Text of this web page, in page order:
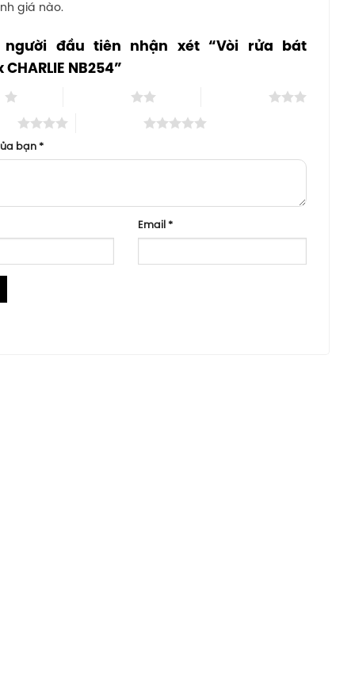
giá nào.
người đầu tiên nhận xét “Vòi rửa bát
NB254”
bạn*
Email*